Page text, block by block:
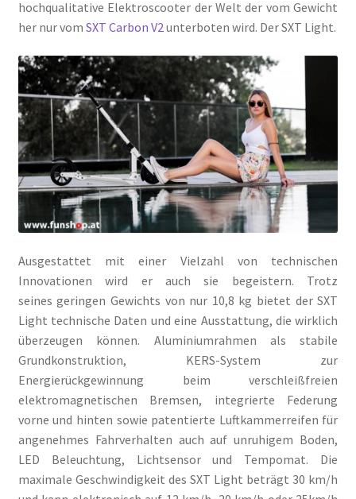
hochqualitative Elektroscooter der Welt der vom Gewicht
her nur vom SXT Carbon V2 unterboten wird. Der SXT Light.
Ausgestattet mit einer Vielzahl von technischen
Innovationen wird er auch sie begeistern. Trotz
seines geringen Gewichts von nur 10,8 kg bietet der SXT
Light technische Daten und eine Ausstattung, die wirklich
überzeugen können. Aluminiumrahmen als stabile
Grundkonstruktion, KERS-System zur
Energierückgewinnung beim verschleißfreien
elektromagnetischen Bremsen, integrierte Federung
vorne und hinten sowie patentierte Luftkammerreifen für
angenehmes Fahrverhalten auch auf unruhigem Boden,
LED Beleuchtung, Lichtsensor und Tempomat. Die
maximale Geschwindigkeit des SXT Light beträgt 30 km/h